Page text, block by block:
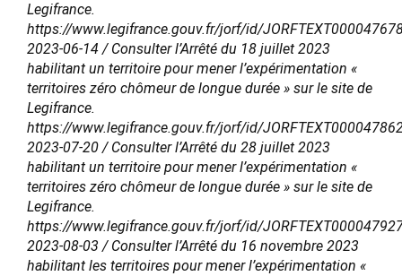
Legifrance.
https://www.legifrance.gouv.fr/jorf/id/
2023-06-14 / Consulter l’Arrêté du 18 juillet 2023
habilitant un territoire pour mener l’expérimentation «
territoires zéro chômeur de longue durée » sur le site de
Legifrance.
https://www.legifrance.gouv.fr/jorf/id/
2023-07-20 / Consulter l’Arrêté du 28 juillet 2023
habilitant un territoire pour mener l’expérimentation «
territoires zéro chômeur de longue durée » sur le site de
Legifrance.
https://www.legifrance.gouv.fr/jorf/id/
2023-08-03 / Consulter l’Arrêté du 16 novembre 2023
habilitant les territoires pour mener l’expérimentation «